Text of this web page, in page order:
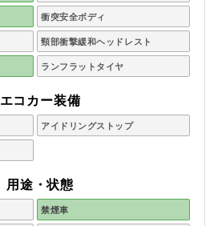
衝突安全ボディ
頸部衝撃緩和ヘッドレスト
ランフラットタイヤ
エコカー装備
アイドリングストップ
用途・状態
禁煙車